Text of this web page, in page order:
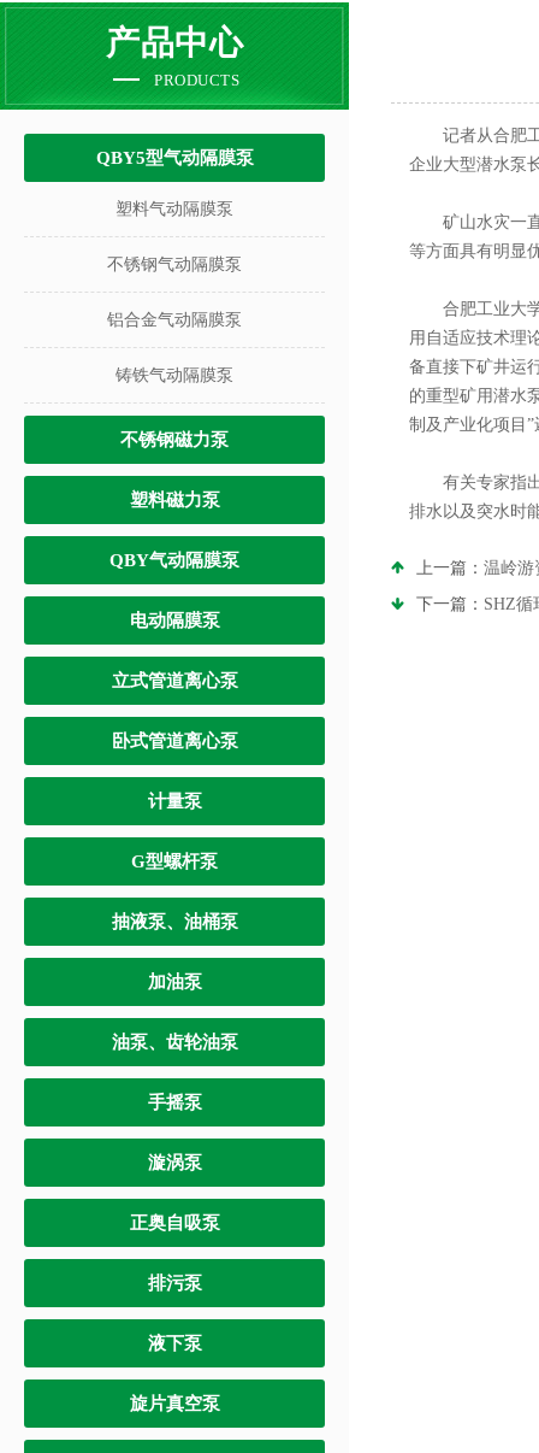
产品中心
PRODUCTS
QBY5型气动隔膜泵
塑料气动隔膜泵
不锈钢气动隔膜泵
铝合金气动隔膜泵
铸铁气动隔膜泵
不锈钢磁力泵
塑料磁力泵
QBY气动隔膜泵
电动隔膜泵
立式管道离心泵
卧式管道离心泵
计量泵
G型螺杆泵
抽液泵、油桶泵
加油泵
油泵、齿轮油泵
手摇泵
漩涡泵
正奥自吸泵
排污泵
液下泵
旋片真空泵
记者从合肥
企业大型潜水泵
矿山水灾一直
等方面具有明显
合肥工业大学
用自适应技术理
备直接下矿井运
的重型矿用潜水
制及产业化项目
有关专家指出
排水以及突水时
上一篇： 温岭游
下一篇： SHZ循